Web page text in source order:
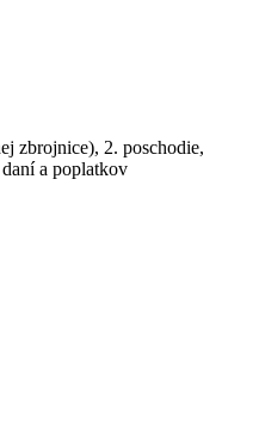
zbrojnice), 2. poschodie,
a poplatkov